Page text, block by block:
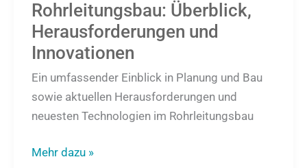
Rohrleitungsbau: Überblick,
Herausforderungen und
Innovationen
Ein umfassender Einblick in Planung und Bau
sowie aktuellen Herausforderungen und
neuesten Technologien im Rohrleitungsbau
Mehr dazu »